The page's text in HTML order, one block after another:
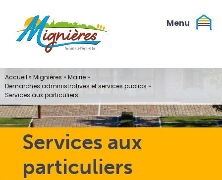
contenu
Services aux
particuliers
Accueil » Mignières » Mairie»
Démarches administratives et services publics »
Services aux particuliers